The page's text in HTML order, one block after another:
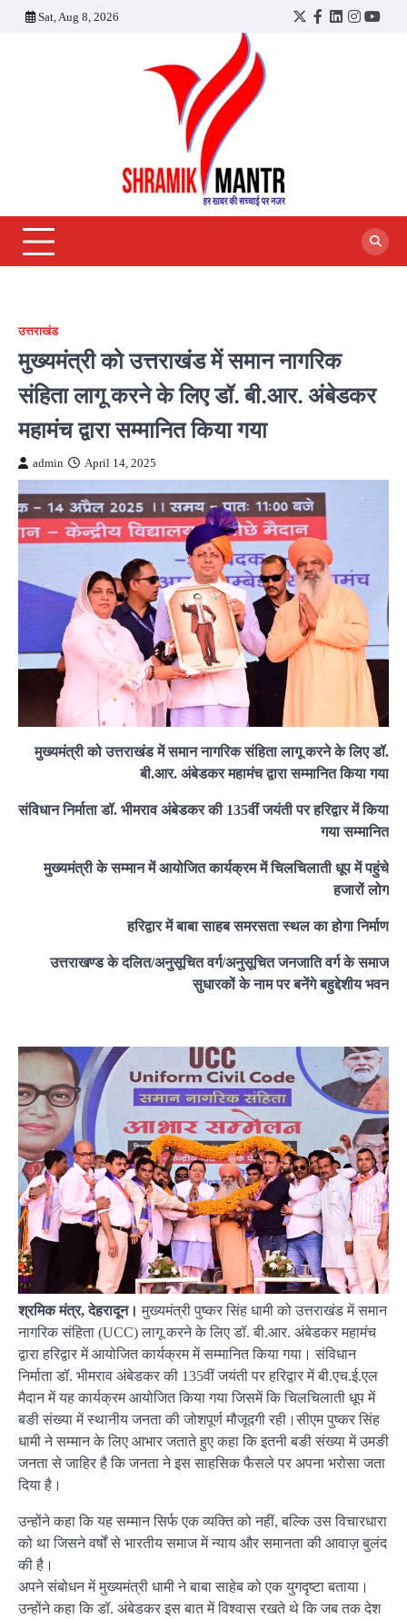
Sat, Aug 8, 2026
Twitter
Facebook
LinkedIn
उत्तराखंड
मुख्यमंत्री को उत्तराखंड में समान नागरिक
संहिता लागू करने के लिए डॉ. बी.आर. अंबेडकर
महामंच द्वारा सम्मानित किया गया
admin April 14, 2025
मुख्यमंत्री को उत्तराखंड में समान नागरिक संहिता लागू करने के लिए डॉ.
बी.आर. अंबेडकर महामंच द्वारा सम्मानित किया गया
संविधान निर्माता डॉ. भीमराव अंबेडकर की 135वीं जयंती पर हरिद्वार में किया
गया सम्मानित
मुख्यमंत्री के सम्मान में आयोजित कार्यक्रम में चिलचिलाती धूप में पहुंचे
हजारों लोग
हरिद्वार में बाबा साहब समरसता स्थल का होगा निर्माण
उत्तराखण्ड के दलित/अनुसूचित वर्ग/अनुसूचित जनजाति वर्ग के समाज
सुधारकों के नाम पर बनेंगे बहुद्देशीय भवन
श्रमिक मंत्र, देहरादून। मुख्यमंत्री पुष्कर सिंह धामी को उत्तराखंड में समान
नागरिक संहिता (UCC) लागू करने के लिए डॉ. बी.आर. अंबेडकर महामंच
द्वारा हरिद्वार में आयोजित कार्यक्रम में सम्मानित किया गया। संविधान
निर्माता डॉ. भीमराव अंबेडकर की 135वीं जयंती पर हरिद्वार में बी.एच.ई.एल
मैदान में यह कार्यक्रम आयोजित किया गया जिसमें कि चिलचिलाती धूप में
बङी संख्या में स्थानीय जनता की जोशपूर्ण मौजूदगी रही।सीएम पुष्कर सिंह
धामी ने सम्मान के लिए आभार जताते हुए कहा कि इतनी बङी संख्या में उमङी
जनता से जाहिर है कि जनता ने इस साहसिक फैसले पर अपना भरोसा जता
दिया है।
उन्होंने कहा कि यह सम्मान सिर्फ एक व्यक्ति को नहीं, बल्कि उस विचारधारा
को था जिसने वर्षों से भारतीय समाज में न्याय और समानता की आवाज़ बुलंद
की है।
अपने संबोधन में मुख्यमंत्री धामी ने बाबा साहेब को एक युगदृष्टा बताया।
उन्होंने कहा कि डॉ. अंबेडकर इस बात में विश्वास रखते थे कि जब तक देश